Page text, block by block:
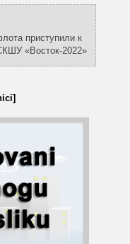
приступили к
«Восток-2022»